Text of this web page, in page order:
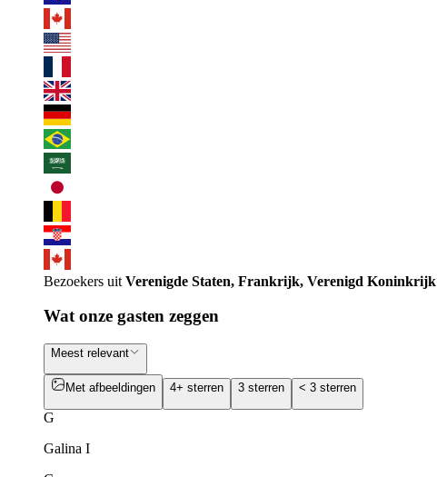
Bezoekers uit Verenigde Staten, Frankrijk, Verenigd Koninkrijk
Wat onze gasten zeggen
Meest relevant
Met afbeeldingen 4+ sterren 3 sterren < 3 sterren
G
Galina I